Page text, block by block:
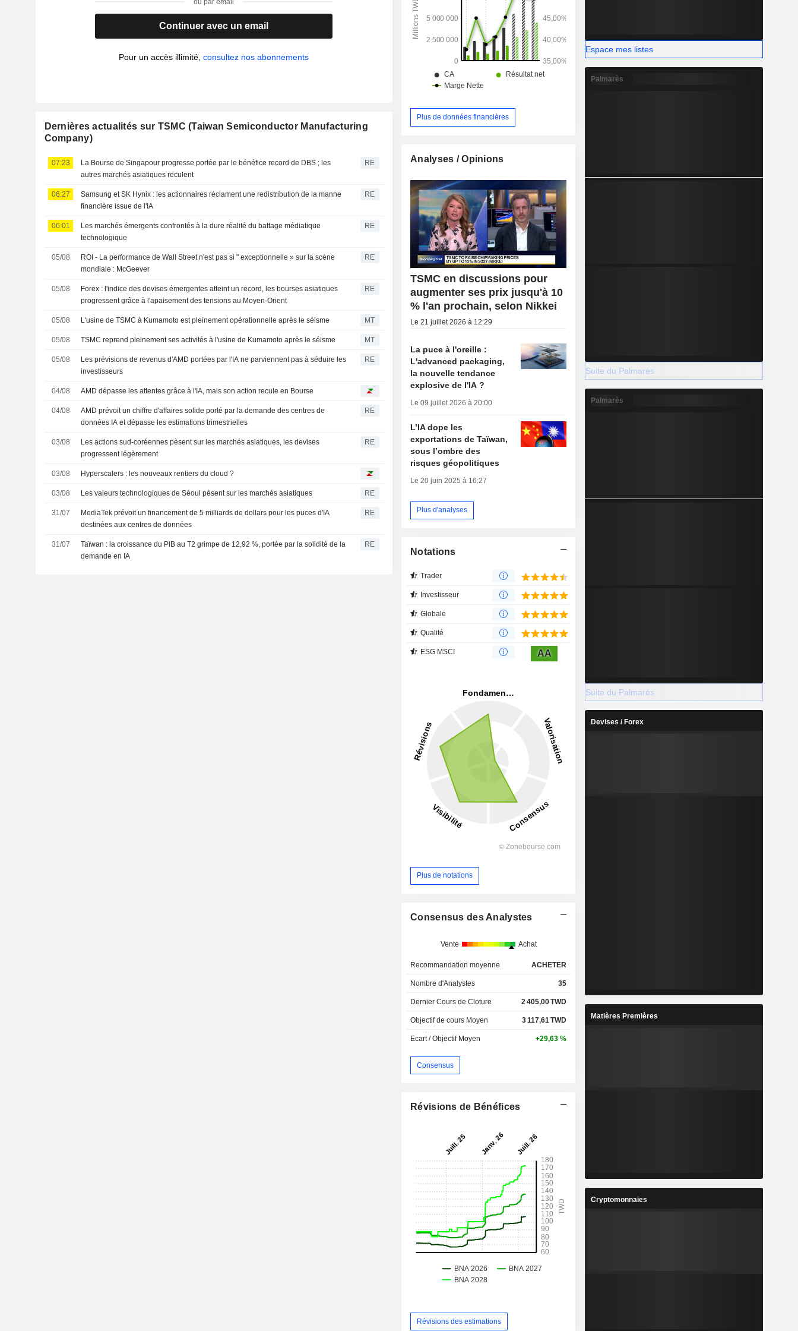
ou par email
Continuer avec un email
Pour un accès illimité,consultez nos abonnements
Dernières actualités sur TSMC (Taiwan Semiconductor Manufacturing
Company)
07:23
La Bourse de Singapour progresse portée par le bénéfice record de DBS ; les
autres marchés asiatiques reculent
RE
06:27
Samsung et SK Hynix : les actionnaires réclament une redistribution de la manne
financière issue de l'IA
RE
06:01
Les marchés émergents confrontés à la dure réalité du battage médiatique
technologique
RE
05/08
ROI - La performance de Wall Street n'est pas si " exceptionnelle » sur la scène
mondiale : McGeever
RE
05/08
Forex : l'indice des devises émergentes atteint un record, les bourses asiatiques
progressent grâce à l'apaisement des tensions au Moyen-Orient
RE
05/08 L'usine de TSMC à Kumamoto est pleinement opérationnelle après le séisme MT
05/08 TSMC reprend pleinement ses activités à l'usine de Kumamoto après le séisme MT
05/08
Les prévisions de revenus d'AMD portées par l'IA ne parviennent pas à séduire les
investisseurs
RE
04/08 AMD dépasse les attentes grâce à l'IA, mais son action recule en Bourse
04/08
AMD prévoit un chiffre d'affaires solide porté par la demande des centres de
données IA et dépasse les estimations trimestrielles
RE
03/08
Les actions sud-coréennes pèsent sur les marchés asiatiques, les devises
progressent légèrement
RE
03/08 Hyperscalers : les nouveaux rentiers du cloud ?
03/08 Les valeurs technologiques de Séoul pèsent sur les marchés asiatiques RE
31/07
MediaTek prévoit un financement de 5 milliards de dollars pour les puces d'IA
destinées aux centres de données
RE
31/07
Taïwan : la croissance du PIB au T2 grimpe de 12,92 %, portée par la solidité de la
demande en IA
RE
Plus de données financières
Analyses / Opinions
TSMC en discussions pour
augmenter ses prix jusqu'à 10
% l'an prochain, selon Nikkei
Le 21 juillet 2026 à 12:29
La puce à l'oreille :
L'advanced packaging,
la nouvelle tendance
explosive de l'IA ?
Le 09 juillet 2026 à 20:00
L’IA dope les
exportations de Taïwan,
sous l’ombre des
risques géopolitiques
Le 20 juin 2025 à 16:27
Plus d'analyses
Notations
Trader
Investisseur
Globale
Qualité
ESG MSCI AA
Plus de notations
Consensus des Analystes
Vente Achat
Recommandation moyenne ACHETER
Nombre d'Analystes 35
Dernier Cours de Cloture 2 405,00TWD
Objectif de cours Moyen 3 117,61TWD
Ecart / Objectif Moyen +29,63 %
Consensus
Révisions de Bénéfices
Révisions des estimations
Espace mes listes
Palmarès
Suite du Palmarès
Palmarès
Suite du Palmarès
Devises / Forex
Matières Premières
Cryptomonnaies